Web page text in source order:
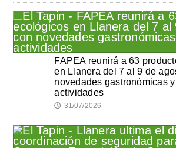
FAPEA reunirá a 63
en Llanera del 7 al 9 de
novedades gastronómicas
actividades
🕔 31/07/2026